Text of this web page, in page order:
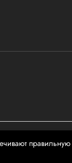
правильную